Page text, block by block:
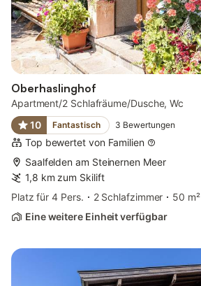
Oberhaslinghof
Apartment/2 Schlafräume/Dusche, Wc
10
Fantastisch 3 Bewertungen
Top bewertet von Familien
Saalfelden am Steinernen Meer
1,8 km zum Skilift
Platz für 4 Pers.
2 Schlafzimmer
50 m²
Eine weitere Einheit verfügbar